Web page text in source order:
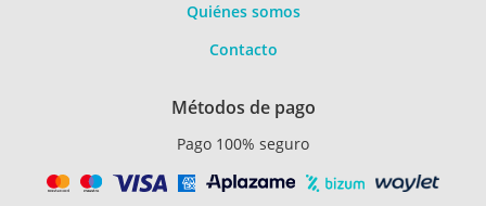
Quiénes somos
Contacto
Métodos de pago
Pago 100% seguro